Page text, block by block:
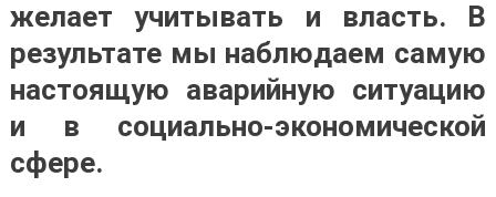
желает учитывать и власть. В
результате мы наблюдаем самую
настоящую аварийную ситуацию
и в социально-экономической
сфере.